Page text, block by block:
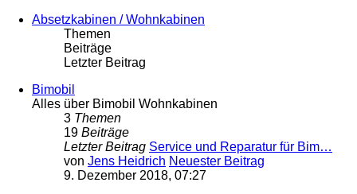
Absetzkabinen / Wohnkabinen
Themen
Beiträge
Letzter Beitrag
Bimobil
Alles über Bimobil Wohnkabinen
3 Themen
19 Beiträge
Letzter Beitrag Service und Reparatur für Bim…
von Jens Heidrich Neuester Beitrag
9. Dezember 2018, 07:27